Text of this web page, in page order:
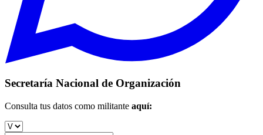
Secretaría Nacional de Organización
Consulta tus datos como militante aquí: